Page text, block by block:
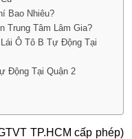
Bao Nhiêu?
Trung Tâm Lâm Gia?
Ô Tô B Tự Động Tại
Động Tại Quận 2
TP.HCM cấp phép)